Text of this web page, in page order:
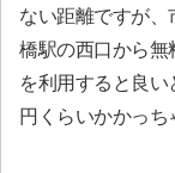
ない距離ですが
橋駅の西口から無
を利用すると良
円くらいかかっち